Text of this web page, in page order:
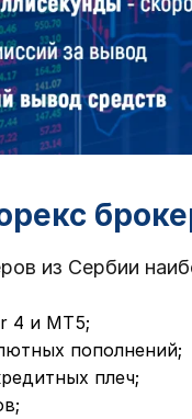
из Сербии
4 и MT5;
пополнений;
плеч;